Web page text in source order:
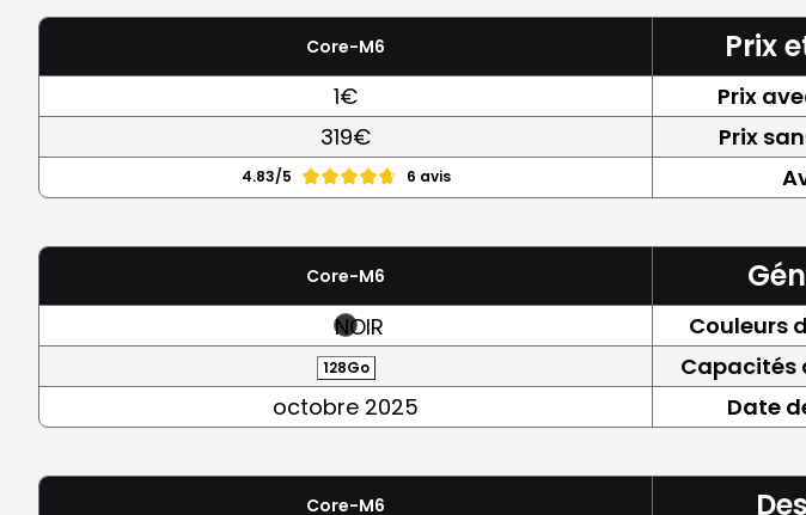
Core-M6 Prix
1€ Prix
319€
Prix
4.83/5 6 avis
Core-M6
NOIR Couleurs
128Go Capacités
octobre 2025 Date
Core-M6